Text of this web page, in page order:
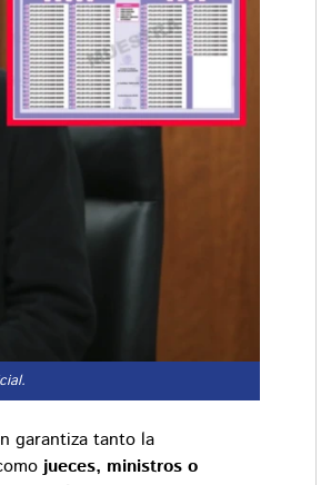
garantiza tanto la
jueces, ministros o